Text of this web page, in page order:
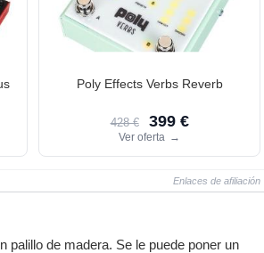
Poly Effects Verbs Reverb
428 € 399 €
Ver oferta →
Enlaces de afiliación
palillo de madera. Se le puede poner un